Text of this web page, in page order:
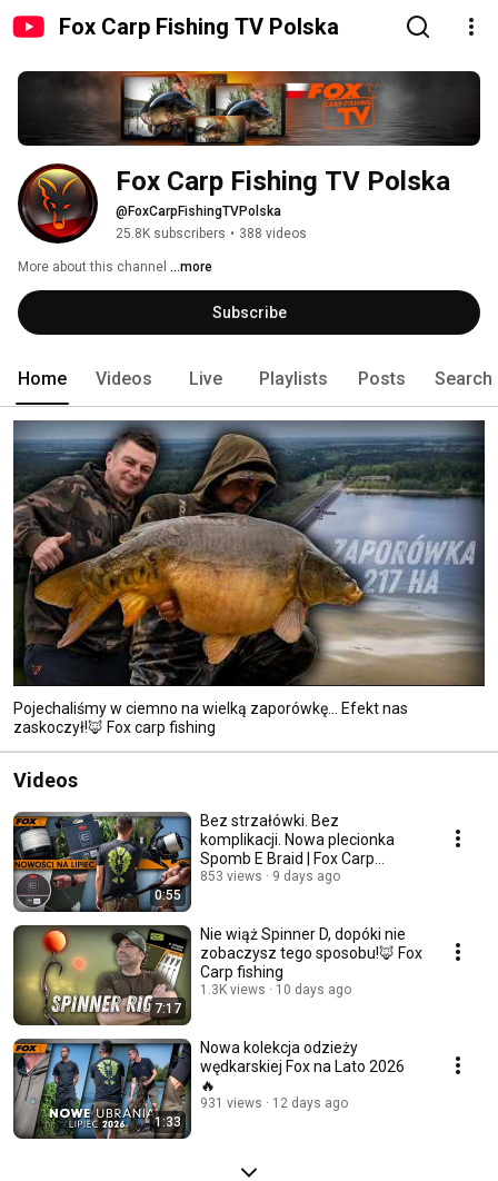
Fox Carp Fishing TV Polska
Fox Carp Fishing TV Polska
@FoxCarpFishingTVPolska
25.8K subscribers • 388 videos
More about this channel ...more
Subscribe
Home Videos Live Playlists Posts Search
Pojechaliśmy w ciemno na wielką zaporówkę... Efekt nas
zaskoczył!🦊 Fox carp fishing
Videos
0:55
Bez strzałówki. Bez
komplikacji. Nowa plecionka
Spomb E Braid | Fox Carp
fishhing
853 views 9 days ago
7:17
Nie wiąż Spinner D, dopóki nie
zobaczysz tego sposobu!🦊 Fox
Carp fishing
1.3K views 10 days ago
1:33
Nowa kolekcja odzieży
wędkarskiej Fox na Lato 2026
🔥
931 views 12 days ago